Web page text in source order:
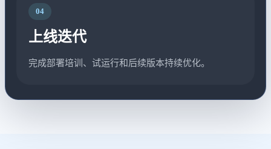
04
上线迭代
完成部署培训、试运行和后续版本持续优化。